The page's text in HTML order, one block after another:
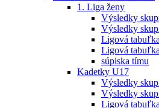
1. Liga ženy
Výsledky
Výsledky
Ligová
Ligová
súpiska tímu
Kadetky U17
Výsledky
Výsledky
Ligová